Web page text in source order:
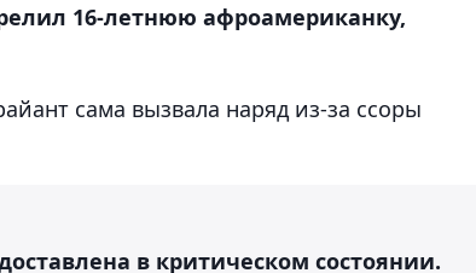
16-летнюю афроамериканку,
сама вызвала наряд из-за ссоры
в критическом состоянии.